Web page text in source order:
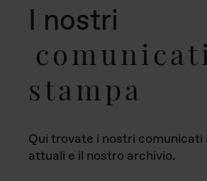
I nostri
comunicati
stampa
Qui trovate i nostri comunicati
attuali e il nostro archivio.